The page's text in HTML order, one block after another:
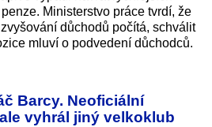
Ministerstvo práce tvrdí, že
důchodů počítá, schválit
mluví o podvedení důchodců.
Barcy. Neoficiální
vyhrál jiný velkoklub